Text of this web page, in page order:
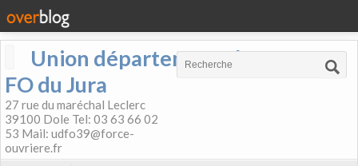
Union départementale
FO du Jura
27 rue du maréchal Leclerc
39100 Dole Tel: 03 63 66 02
53 Mail: udfo39@force-
ouvriere.fr